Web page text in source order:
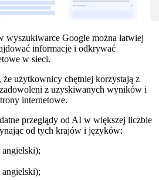
wyszukiwarce Google można łatwiej
informacje i odkrywać
w sieci.
użytkownicy chętniej korzystają z
z uzyskiwanych wyników i
internetowe.
przeglądy od AI w większej liczbie
od tych krajów i języków: